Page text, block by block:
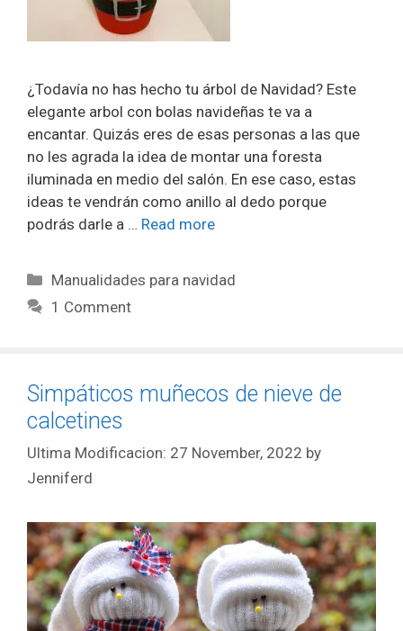
¿Todavía no has hecho tu árbol de Navidad? Este
elegante arbol con bolas navideñas te va a
encantar. Quizás eres de esas personas a las que
no les agrada la idea de montar una foresta
iluminada en medio del salón. En ese caso, estas
ideas te vendrán como anillo al dedo porque
podrás darle a … Read more
Manualidades para navidad
1 Comment
Simpáticos muñecos de nieve de
calcetines
27 November, 2022 by
Jenniferd